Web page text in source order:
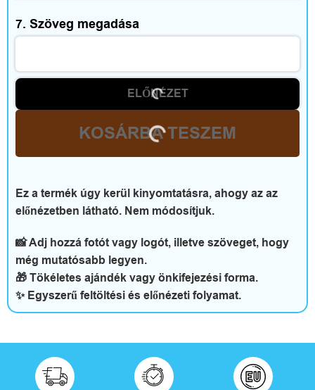
t
t
n
s
s
z
a
b
a
d
7. Szöveg megadása
ELŐNÉZET
KOSÁRBA TESZEM
Ez a termék úgy kerül kinyomtatásra, ahogy az az
előnézetben látható. Nem módosítjuk.
📸 Adj hozzá fotót vagy logót, illetve szöveget, hogy
még mutatósabb legyen.
🎁 Tökéletes ajándék vagy önkifejezési forma.
✨ Egyszerű feltöltési és előnézeti folyamat.